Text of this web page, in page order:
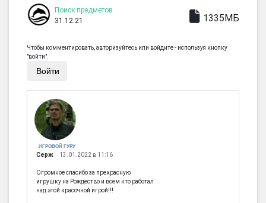
Поиск предметов
31.12.21
1335МБ
Чтобы комментировать, авторизуйтесь или войдите - используя кнопку
"войти".
Войти
ИГРОВОЙ ГУРУ
Серж 13.01.2022 в 11:16
Огромное спасибо за прекрасную
игрушку на Рождество и всем кто работал
над этой красочной игрой!!!